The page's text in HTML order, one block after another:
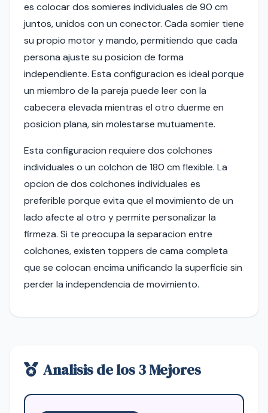
es colocar dos somieres individuales de 90 cm
juntos, unidos con un conector. Cada somier tiene
su propio motor y mando, permitiendo que cada
persona ajuste su posicion de forma
independiente. Esta configuracion es ideal porque
un miembro de la pareja puede leer con la
cabecera elevada mientras el otro duerme en
posicion plana, sin molestarse mutuamente.
Esta configuracion requiere dos colchones
individuales o un colchon de 180 cm flexible. La
opcion de dos colchones individuales es
preferible porque evita que el movimiento de un
lado afecte al otro y permite personalizar la
firmeza. Si te preocupa la separacion entre
colchones, existen toppers de cama completa
que se colocan encima unificando la superficie sin
perder la independencia de movimiento.
Analisis de los 3 Mejores